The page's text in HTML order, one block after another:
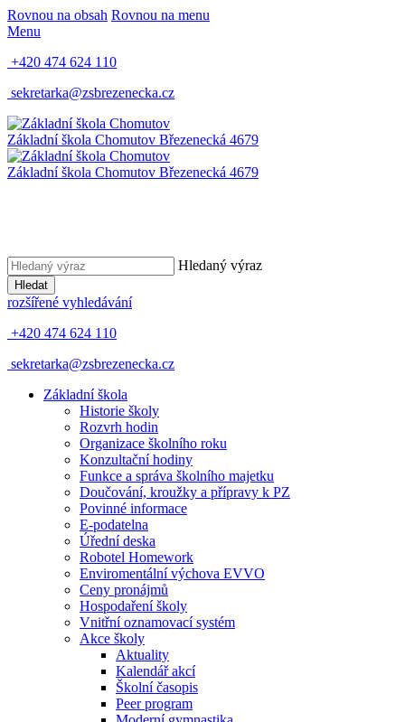
Rovnou na obsah Rovnou na menu
Menu
+420 474 624 110
sekretarka@zsbrezenecka.cz
Základní škola Chomutov Březenecká 4679
Základní škola Chomutov Březenecká 4679
Hledaný výraz
Hledat
rozšířené vyhledávání
+420 474 624 110
sekretarka@zsbrezenecka.cz
Základní škola
Historie školy
Rozvrh hodin
Organizace školního roku
Konzultační hodiny
Funkce a správa školního majetku
Doučování, kroužky a přípravy k PZ
Povinné informace
E-podatelna
Úřední deska
Robotel Homework
Enviromentální výchova EVVO
Ceny pronájmů
Hospodaření školy
Vnitřní oznamovací systém
Akce školy
Aktuality
Kalendář akcí
Školní časopis
Peer program